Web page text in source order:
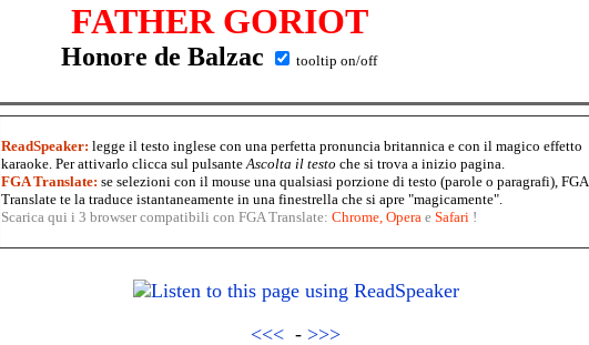
FATHER GORIOT
Honore de Balzac tooltip on/off
ReadSpeaker: legge il testo inglese con una perfetta pronuncia britannica e con il magico effetto
karaoke. Per attivarlo clicca sul pulsanteAscolta il testo che si trova a inizio pagina.
FGA Translate: se selezioni con il mouse una qualsiasi porzione di testo (parole o paragrafi), FGA
Translate te la traduce istantaneamente in una finestrella che si apre "magicamente".
Scarica qui i 3 browser compatibili con FGA Translate: Chrome, Operae Safari !
<<< - >>>